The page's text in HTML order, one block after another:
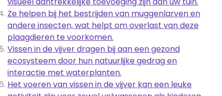
Ze helpen bij het bestrijden van muggenlarven en
andere insecten, wat helpt om overlast van deze
plaagdieren te voorkomen.
Vissen in de vijver dragen bij aan een gezond
ecosysteem door hun natuurlijke gedrag en
interactie met waterplanten.
Het voeren van vissen in de vijver kan een leuke